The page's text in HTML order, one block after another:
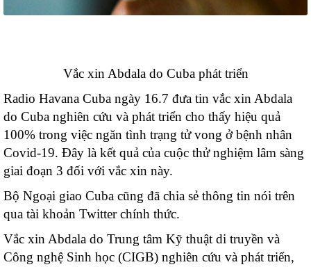
Vắc xin Abdala do Cuba phát triển
Radio Havana Cuba ngày 16.7 đưa tin vắc xin Abdala
do Cuba nghiên cứu và phát triển cho thấy hiệu quả
100% trong việc ngăn tình trạng tử vong ở bệnh nhân
Covid-19. Đây là kết quả của cuộc thử nghiệm lâm sàng
giai đoạn 3 đối với vắc xin này.
Bộ Ngoại giao Cuba cũng đã chia sẻ thông tin nói trên
qua tài khoản Twitter chính thức.
Vắc xin Abdala do Trung tâm Kỹ thuật di truyền và
Công nghệ Sinh học (CIGB) nghiên cứu và phát triển,